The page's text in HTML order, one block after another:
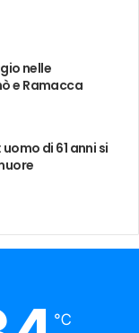
nelle
e Ramacca
di 61 anni si
℃